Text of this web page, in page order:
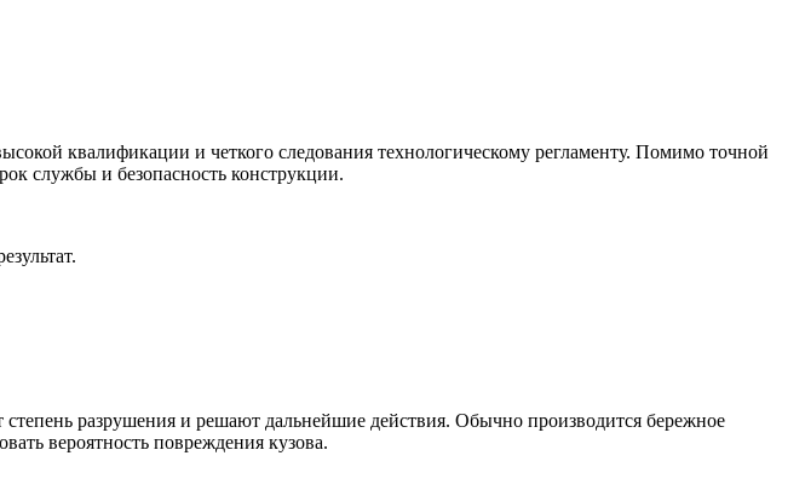
квалификации и четкого следования технологическому регламенту. Помимо точной
службы и безопасность конструкции.
разрушения и решают дальнейшие действия. Обычно производится бережное
вероятность повреждения кузова.